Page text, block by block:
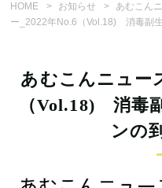
HOME お知らせ あむこん
ー_2022年No.6（Vol.18) 消毒副
あむこんニュー
（Vol.18) 消毒
ンの